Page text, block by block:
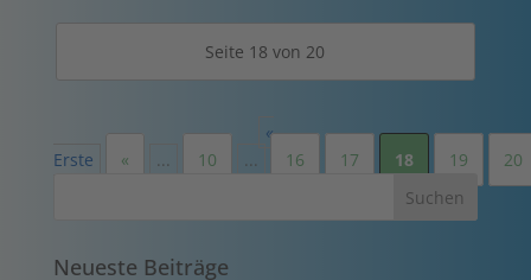
Seite 18 von 20
«
Erste
« ... 10 ... 16 17 18 19 20
Neueste Beiträge